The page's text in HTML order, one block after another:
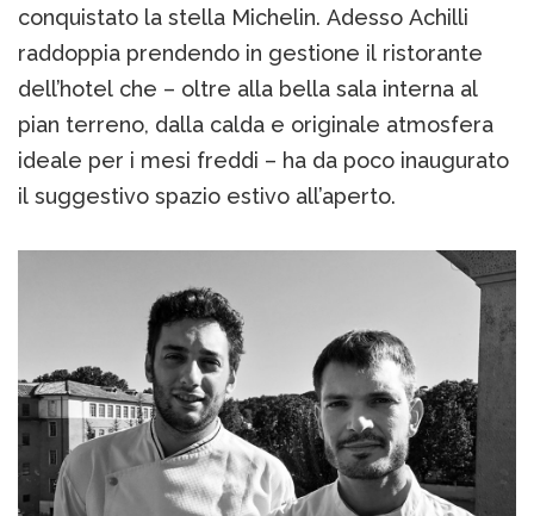
conquistato la stella Michelin. Adesso Achilli
raddoppia prendendo in gestione il ristorante
dell’hotel che – oltre alla bella sala interna al
pian terreno, dalla calda e originale atmosfera
ideale per i mesi freddi – ha da poco inaugurato
il suggestivo spazio estivo all’aperto.